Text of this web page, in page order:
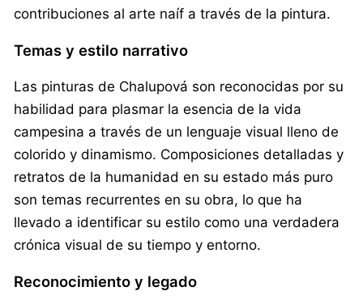
contribuciones al arte naíf a través de la pintura.
Temas y estilo narrativo
Las pinturas de Chalupová son reconocidas por su
habilidad para plasmar la esencia de la vida
campesina a través de un lenguaje visual lleno de
colorido y dinamismo. Composiciones detalladas y
retratos de la humanidad en su estado más puro
son temas recurrentes en su obra, lo que ha
llevado a identificar su estilo como una verdadera
crónica visual de su tiempo y entorno.
Reconocimiento y legado